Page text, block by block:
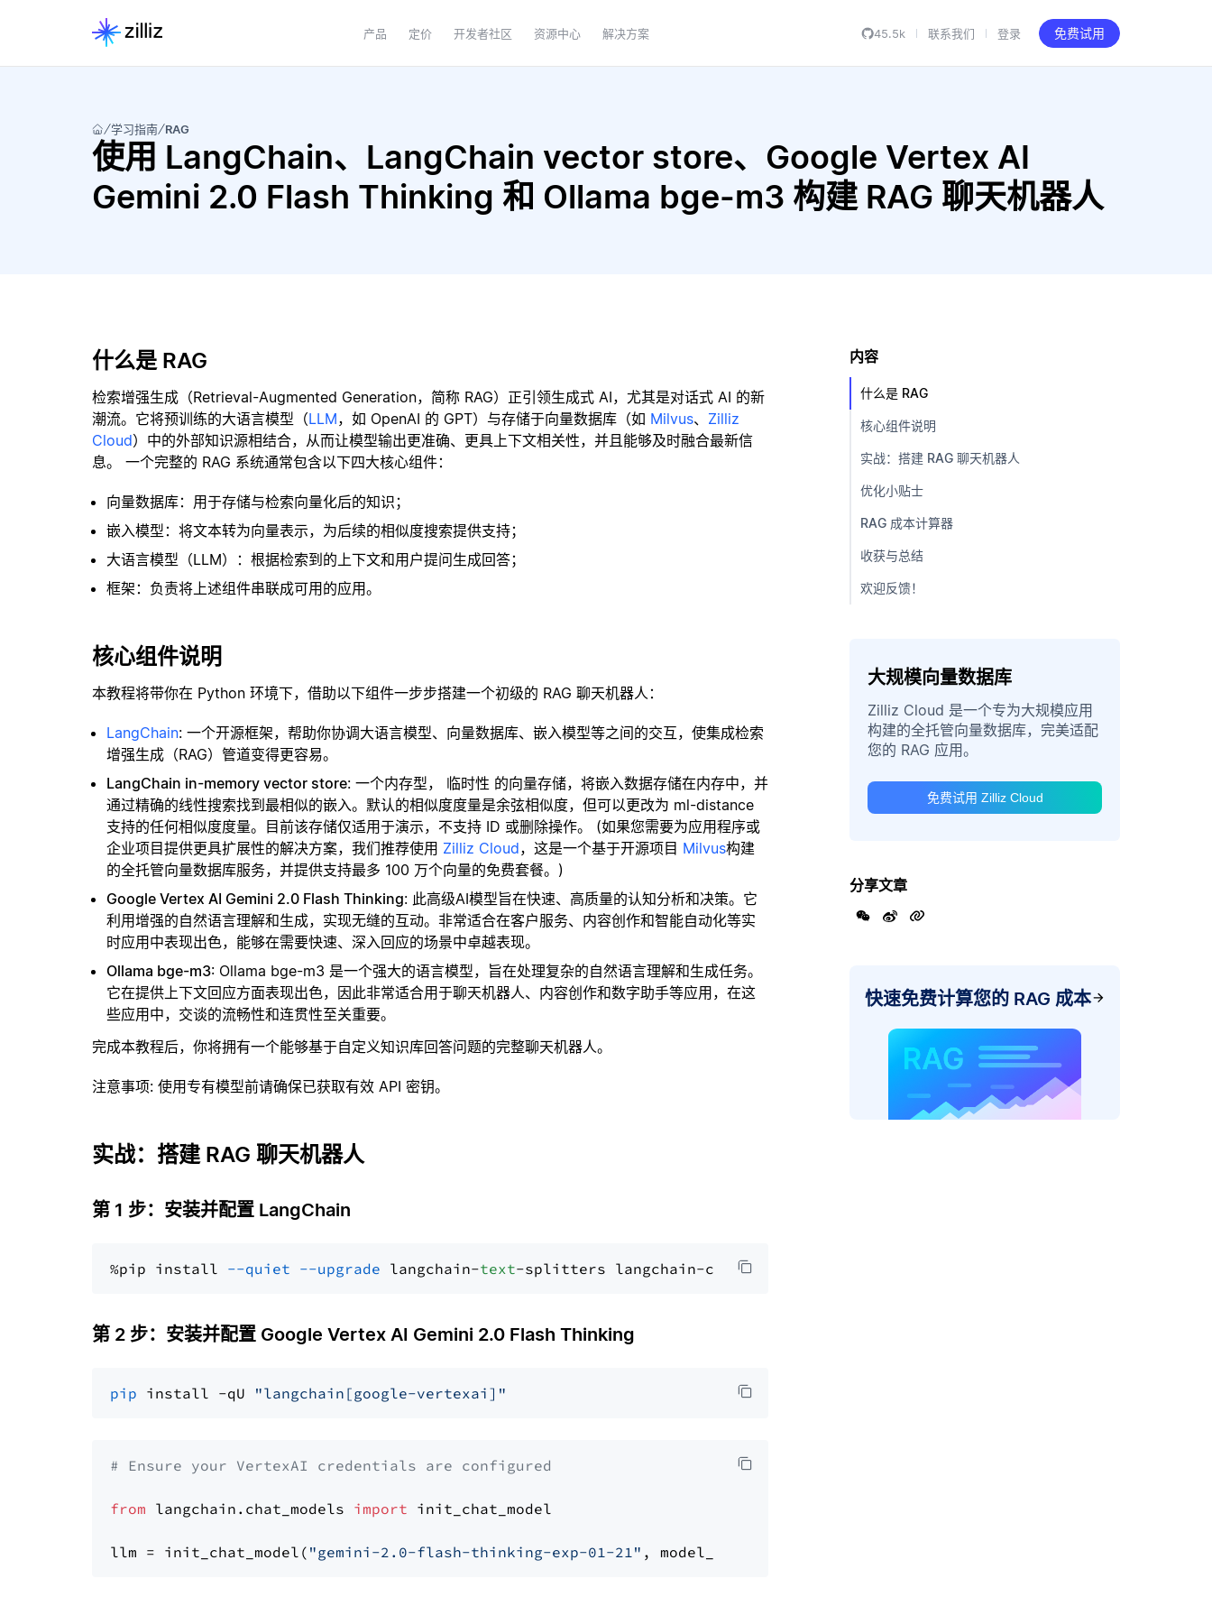
产品 定价 开发者社区 资源中心 解决方案 45.5k 联系我们 登录 免费试用
学习指南 RAG
使用 LangChain、LangChain vector store、Google Vertex AI
Gemini 2.0 Flash Thinking 和 Ollama bge-m3 构建 RAG 聊天机器人
什么是 RAG
检索增强生成（Retrieval-Augmented Generation，简称 RAG）正引领生成式 AI，尤其是对话式 AI 的新
潮流。它将预训练的大语言模型（LLM，如 OpenAI 的 GPT）与存储于向量数据库（如 Milvus、 Zilliz
Cloud）中的外部知识源相结合，从而让模型输出更准确、更具上下文相关性，并且能够及时融合最新信
息。 一个完整的 RAG 系统通常包含以下四大核心组件：
向量数据库：用于存储与检索向量化后的知识；
嵌入模型：将文本转为向量表示，为后续的相似度搜索提供支持；
大语言模型（LLM）：根据检索到的上下文和用户提问生成回答；
框架：负责将上述组件串联成可用的应用。
核心组件说明
本教程将带你在 Python 环境下，借助以下组件一步步搭建一个初级的 RAG 聊天机器人：
LangChain: 一个开源框架，帮助你协调大语言模型、向量数据库、嵌入模型等之间的交互，使集成检索
增强生成（RAG）管道变得更容易。
LangChain in-memory vector store: 一个内存型， 临时性 的向量存储，将嵌入数据存储在内存中，并
通过精确的线性搜索找到最相似的嵌入。默认的相似度度量是余弦相似度，但可以更改为 ml-distance
支持的任何相似度度量。目前该存储仅适用于演示，不支持 ID 或删除操作。 (如果您需要为应用程序或
企业项目提供更具扩展性的解决方案，我们推荐使用 Zilliz Cloud，这是一个基于开源项目 Milvus构建
的全托管向量数据库服务，并提供支持最多 100 万个向量的免费套餐。)
Google Vertex AI Gemini 2.0 Flash Thinking: 此高级AI模型旨在快速、高质量的认知分析和决策。它
利用增强的自然语言理解和生成，实现无缝的互动。非常适合在客户服务、内容创作和智能自动化等实
时应用中表现出色，能够在需要快速、深入回应的场景中卓越表现。
Ollama bge-m3: Ollama bge-m3 是一个强大的语言模型，旨在处理复杂的自然语言理解和生成任务。
它在提供上下文回应方面表现出色，因此非常适合用于聊天机器人、内容创作和数字助手等应用，在这
些应用中，交谈的流畅性和连贯性至关重要。
完成本教程后，你将拥有一个能够基于自定义知识库回答问题的完整聊天机器人。
注意事项: 使用专有模型前请确保已获取有效 API 密钥。
实战：搭建 RAG 聊天机器人
第 1 步：安装并配置 LangChain
%pip install --quiet --upgrade langchain-text
第 2 步：安装并配置 Google Vertex AI Gemini 2.0 Flash Thinking
pip install -qU "langchain[google-vertexai]"
# Ensure your VertexAI credentials are configured
from langchain.chat_models import init_chat_model
llm = init_chat_model( "gemini-2.0-flash-thinking-exp-01-21" , model_provider=
内容
什么是 RAG
核心组件说明
实战：搭建 RAG 聊天机器人
优化小贴士
RAG 成本计算器
收获与总结
欢迎反馈！
大规模向量数据库
Zilliz Cloud 是一个专为大规模应用
构建的全托管向量数据库，完美适配
您的 RAG 应用。
免费试用 Zilliz Cloud
分享文章
快速免费计算您的 RAG 成本